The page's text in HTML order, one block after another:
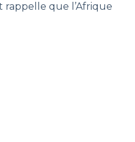
rappelle que l’Afrique